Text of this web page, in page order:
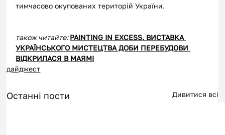
тимчасово окупованих територій України.
також читайте: PAINTING IN EXCESS. ВИСТАВКА
УКРАЇНСЬКОГО МИСТЕЦТВА ДОБИ ПЕРЕБУДОВИ
ВІДКРИЛАСЯ В МАЯМІ
дайджест
Останні пости Дивитися всі